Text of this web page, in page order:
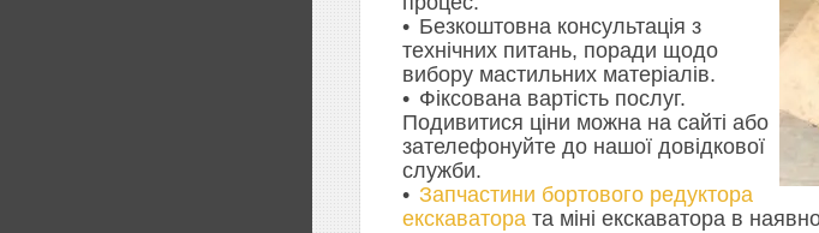
Безкоштовна консультація з
технічних питань, поради щодо
вибору мастильних матеріалів.
Фіксована вартість послуг.
Подивитися ціни можна на сайті або
зателефонуйте до нашої довідкової
служби.
Запчастини бортового редуктора
екскаватора та міні екскаватора в